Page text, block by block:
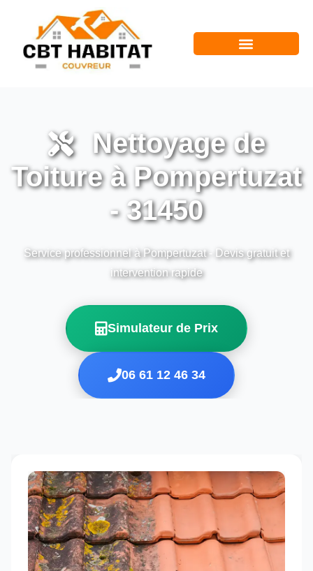
Nettoyage de
Toiture à Pompertuzat
- 31450
Service professionnel à Pompertuzat - Devis gratuit et
intervention rapide
Simulateur de Prix
06 61 12 46 34